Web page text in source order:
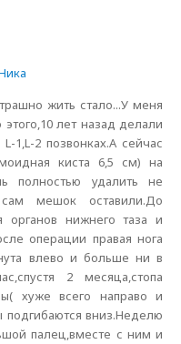
жить стало...У меня
лет назад делали
1,L-2 позвонках.А сейчас
киста 6,5 см) на
полностью удалить не
сам мешок оставили.До
органов нижнего таза и
операции правая нога
влево и больше ни в
2 месяца,стопа
хуже всего направо и
подгибаются вниз.Неделю
палец,вместе с ним и